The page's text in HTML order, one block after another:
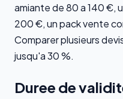
amiante de 80 a 140 €,
200 €, un pack vente
Comparer plusieurs
jusqu'a 30 %.
Duree de